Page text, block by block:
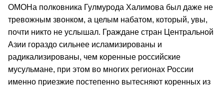
ОМОНа полковника Гулмурода Халимова был даже не
тревожным звонком, а целым набатом, который, увы,
почти никто не услышал. Граждане стран Центральной
Азии гораздо сильнее исламизированы и
радикализированы, чем коренные российские
мусульмане, при этом во многих регионах России
именно приезжие постепенно вытесняют коренных из